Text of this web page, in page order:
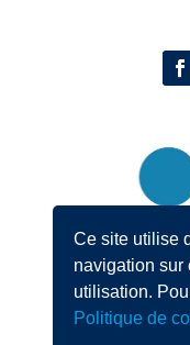
Ce site utilise
navigation sur
utilisation.
Politique de
« Les partenaires
leur fierté
engagement